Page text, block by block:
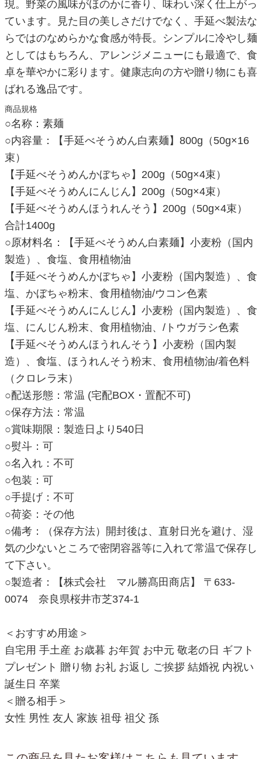
現。野菜の風味がほのかに香り、味わい深く仕上がっ
ています。見た目の美しさだけでなく、手延べ製法な
らではのなめらかな食感が特長。シンプルに冷やし麺
としてはもちろん、アレンジメニューにも最適で、食
卓を華やかに彩ります。健康志向の方や贈り物にも喜
ばれる逸品です。
商品規格
○名称：素麺
○内容量：【手延べそうめん白素麺】800g（50g×16
束）
【手延べそうめんかぼちゃ】200g（50g×4束）
【手延べそうめんにんじん】200g（50g×4束）
【手延べそうめんほうれんそう】200g（50g×4束）
合計1400g
○原材料名：【手延べそうめん白素麺】小麦粉（国内
製造）、食塩、食用植物油
【手延べそうめんかぼちゃ】小麦粉（国内製造）、食
塩、かぼちゃ粉末、食用植物油/ウコン色素
【手延べそうめんにんじん】小麦粉（国内製造）、食
塩、にんじん粉末、食用植物油、/トウガラシ色素
【手延べそうめんほうれんそう】小麦粉（国内製
造）、食塩、ほうれんそう粉末、食用植物油/着色料
（クロレラ末）
○配送形態：常温 (宅配BOX・置配不可)
○保存方法：常温
○賞味期限：製造日より540日
○熨斗：可
○名入れ：不可
○包装：可
○手提げ：不可
○荷姿：その他
○備考：（保存方法）開封後は、直射日光を避け、湿
気の少ないところで密閉容器等に入れて常温で保存し
て下さい。
○製造者：【株式会社 マル勝髙田商店】 〒633-
0074 奈良県桜井市芝374-1
＜おすすめ用途＞
自宅用 手土産 お歳暮 お年賀 お中元 敬老の日 ギフト
プレゼント 贈り物 お礼 お返し ご挨拶 結婚祝 内祝い
誕生日 卒業
＜贈る相手＞
女性 男性 友人 家族 祖母 祖父 孫